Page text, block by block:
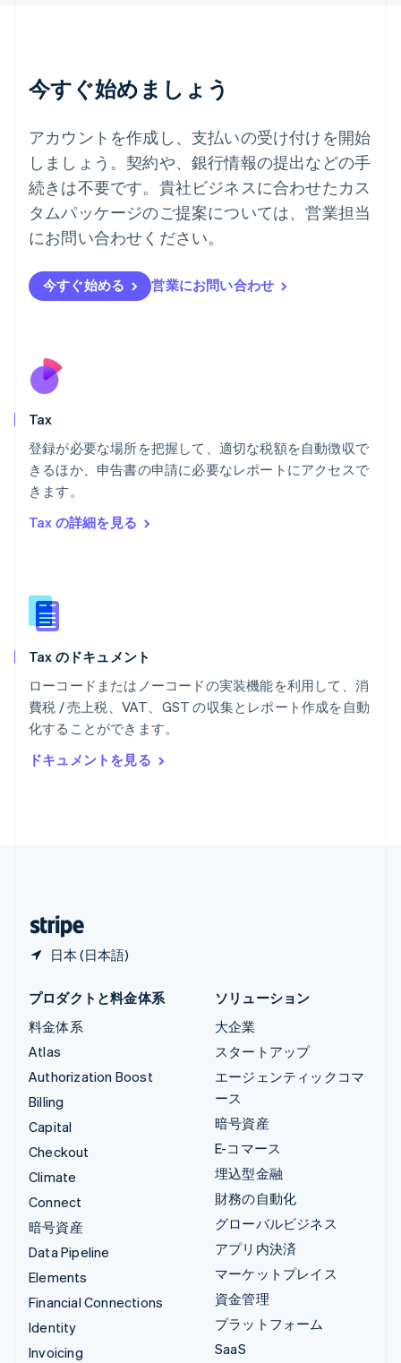
今すぐ始めましょう
アカウントを作成し、支払いの受け付けを開始
しましょう。契約や、銀行情報の提出などの手
続きは不要です。貴社ビジネスに合わせたカス
タムパッケージのご提案については、営業担当
にお問い合わせください。
今すぐ始める 営業にお問い合わせ
Tax
登録が必要な場所を把握して、適切な税額を自動徴収で
きるほか、申告書の申請に必要なレポートにアクセスで
きます。
Tax の詳細を見る
Tax のドキュメント
ローコードまたはノーコードの実装機能を利用して、消
費税 / 売上税、VAT、GST の収集とレポート作成を自動
化することができます。
ドキュメントを見る
日本 (日本語)
デンマーク
ドイツ
ニュージーランド
English
ノルウェー
English
ハンガリー
フィンランド
EnglishSvenska
Français
ブルガリア
ポーランド
English
ポルトガル
マルタ
メキシコ
Español
English
リトアニア
English
リヒテンシュタイン
DeutschEnglish
ルーマニア
English
プロダクトと料金体系
料金体系
Atlas
Authorization Boost
Billing
Capital
Checkout
Climate
Connect
暗号資産
Data Pipeline
Elements
Financial Connections
Identity
Invoicing
ソリューション
大企業
スタートアップ
エージェンティックコマ
ース
暗号資産
E-コマース
埋込型金融
財務の自動化
グローバルビジネス
アプリ内決済
マーケットプレイス
資金管理
プラットフォーム
SaaS